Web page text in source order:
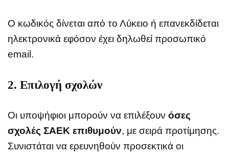
Ο κωδικός δίνεται από το Λύκειο ή επανεκδίδεται
ηλεκτρονικά εφόσον έχει δηλωθεί προσωπικό
email.
2. Επιλογή σχολών
Οι υποψήφιοι μπορούν να επιλέξουν όσες
σχολές ΣΑΕΚ επιθυμούν, με σειρά προτίμησης.
Συνιστάται να ερευνηθούν προσεκτικά οι